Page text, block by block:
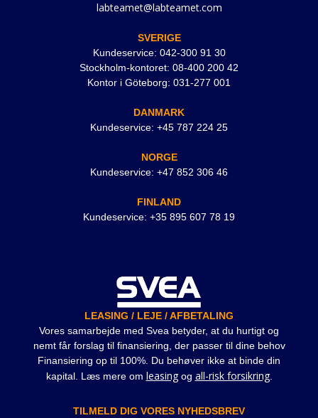
labteamet@labteamet.com
SVERIGE
Kundeservice: 042-300 91 30
Stockholm-kontoret: 08-400 200 42
Kontor i Göteborg: 031-277 001
DANMARK
Kundeservice: +45 787 224 25
NORGE
Kundeservice: +47 852 306 46
FINLAND
Kundeservice: +35 895 607 78 19
LEASING / LEJE / AFBETALING
Vores samarbejde med Svea betyder, at du hurtigt og
nemt får forslag til finansiering, der passer til dine behov
Finansiering op til 100%. Du behøver ikke at binde din
kapital. Læs mere om leasingog all-risk forsikring.
TILMELD DIG VORES NYHEDSBREV